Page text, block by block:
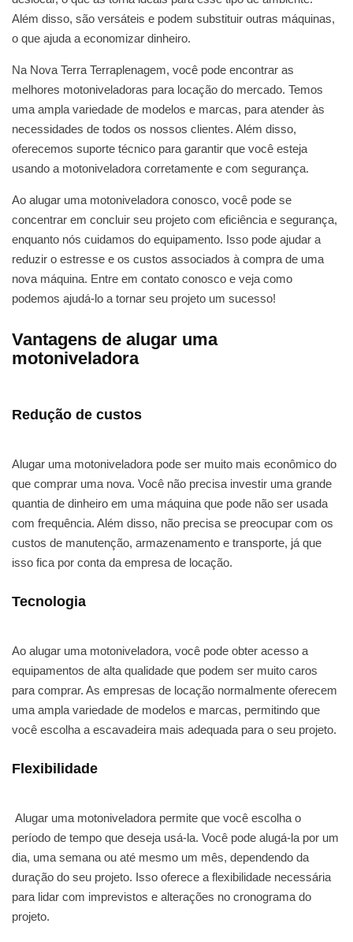
Além disso, são versáteis e podem substituir outras máquinas,
o que ajuda a economizar dinheiro.
Na Nova Terra Terraplenagem, você pode encontrar as
melhores motoniveladoras para locação do mercado. Temos
uma ampla variedade de modelos e marcas, para atender às
necessidades de todos os nossos clientes. Além disso,
oferecemos suporte técnico para garantir que você esteja
usando a motoniveladora corretamente e com segurança.
Ao alugar uma motoniveladora conosco, você pode se
concentrar em concluir seu projeto com eficiência e segurança,
enquanto nós cuidamos do equipamento. Isso pode ajudar a
reduzir o estresse e os custos associados à compra de uma
nova máquina. Entre em contato conosco e veja como
podemos ajudá-lo a tornar seu projeto um sucesso!
Vantagens de alugar uma
motoniveladora
Redução de custos
Alugar uma motoniveladora pode ser muito mais econômico do
que comprar uma nova. Você não precisa investir uma grande
quantia de dinheiro em uma máquina que pode não ser usada
com frequência. Além disso, não precisa se preocupar com os
custos de manutenção, armazenamento e transporte, já que
isso fica por conta da empresa de locação.
Tecnologia
Ao alugar uma motoniveladora, você pode obter acesso a
equipamentos de alta qualidade que podem ser muito caros
para comprar. As empresas de locação normalmente oferecem
uma ampla variedade de modelos e marcas, permitindo que
você escolha a escavadeira mais adequada para o seu projeto.
Flexibilidade
Alugar uma motoniveladora permite que você escolha o
período de tempo que deseja usá-la. Você pode alugá-la por um
dia, uma semana ou até mesmo um mês, dependendo da
duração do seu projeto. Isso oferece a flexibilidade necessária
para lidar com imprevistos e alterações no cronograma do
projeto.